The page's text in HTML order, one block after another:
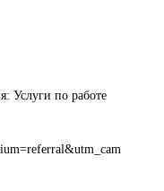
Услуги по работе